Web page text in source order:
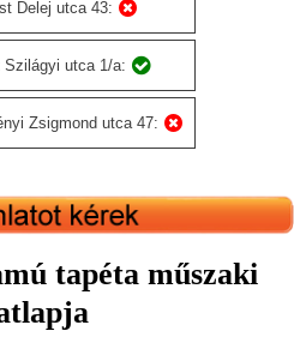
Delej utca 43:
Szilágyi utca 1/a:
Zsigmond utca 47:
tapéta műszaki